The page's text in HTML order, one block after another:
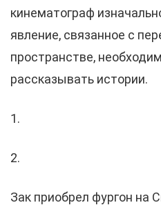
кинематограф
явление, связанное с
пространстве,
рассказывать истории.
1.
2.
Зак приобрел фургон на